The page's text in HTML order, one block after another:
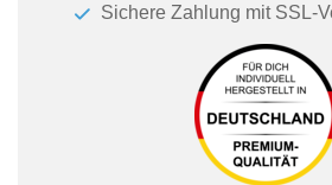
Sichere Zahlung mit SSL-